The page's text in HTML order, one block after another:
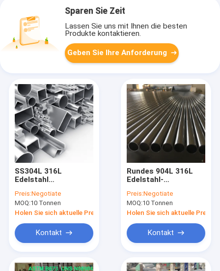
Sparen Sie Zeit
Lassen Sie uns mit Ihnen die besten
Produkte kontaktieren.
Geben Sie Ihre Anforderung
SS304L 316L
Edelstahl
436L 304
Preis:Negotiate
MOQ:10 Tonnen
Holen Sie sich aktuelle Preis
Kontakt
Rundes 904L 316L
Edelstahl-
304
Preis:Negotiate
MOQ:10 Tonnen
Holen Sie sich aktuelle Preis
Kontakt